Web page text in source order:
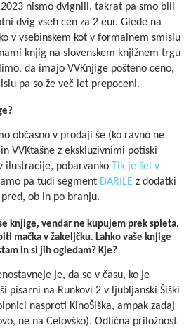
nismo dvignili, takrat pa smo bili
dvig vseh cen za 2 eur. Glede na
v vsebinskem kot v formalnem smislu
knjig na slovenskem knjižnem trgu
da imajo VVKnjige pošteno ceno,
pa so že več let prepoceni.
občasno v prodaji še (ko ravno ne
VVKtašne z ekskluzivnimi potiski
ilustracije, pobarvanko
Tik je šel v
pa tudi segment DARILE z dodatki
ob in po branju.
knjige, vendar ne kupujem prek spleta.
mačka v žakeljčku. Lahko vaše knjige
in si jih ogledam? Kje?
je, da se v času, ko je
pisarni na Runkovi 2 v ljubljanski Šiški
nasproti KinoŠiška, ampak zadaj
ne na Celovško). Odlična priložnost